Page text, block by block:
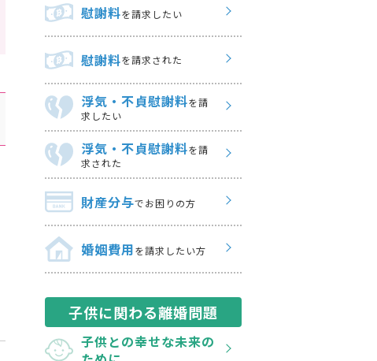
慰謝料を請求したい
慰謝料を請求された
浮気・不貞慰謝料を請
求したい
浮気・不貞慰謝料を請
求された
財産分与でお困りの方
婚姻費用を請求したい方
子供に関わる離婚問題
子供との幸せな未来の